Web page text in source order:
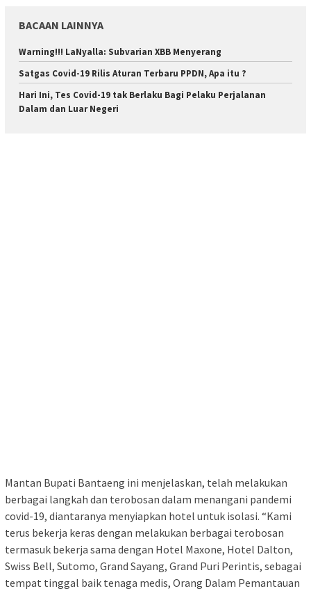
BACAAN LAINNYA
Warning!!! LaNyalla: Subvarian XBB Menyerang
Satgas Covid-19 Rilis Aturan Terbaru PPDN, Apa itu ?
Hari Ini, Tes Covid-19 tak Berlaku Bagi Pelaku Perjalanan
Dalam dan Luar Negeri
Mantan Bupati Bantaeng ini menjelaskan, telah melakukan
berbagai langkah dan terobosan dalam menangani pandemi
covid-19, diantaranya menyiapkan hotel untuk isolasi. “Kami
terus bekerja keras dengan melakukan berbagai terobosan
termasuk bekerja sama dengan Hotel Maxone, Hotel Dalton,
Swiss Bell, Sutomo, Grand Sayang, Grand Puri Perintis, sebagai
tempat tinggal baik tenaga medis, Orang Dalam Pemantauan